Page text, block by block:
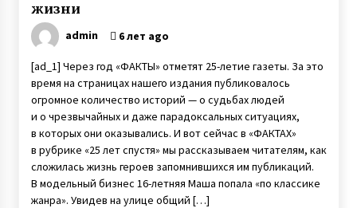
жизни
admin 6 лет ago
[ad_1] Через год «ФАКТЫ» отметят 25-летие газеты. За это
время на страницах нашего издания публиковалось
огромное количество историй — о судьбах людей
и о чрезвычайных и даже парадоксальных ситуациях,
в которых они оказывались. И вот сейчас в «ФАКТАХ»
в рубрике «25 лет спустя» мы рассказываем читателям, как
сложилась жизнь героев запомнившихся им публикаций.
В модельный бизнес 16-летняя Маша попала «по классике
жанра». Увидев на улице общий […]